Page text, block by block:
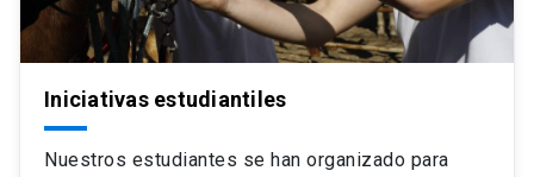
Iniciativas estudiantiles
Nuestros estudiantes se han organizado para